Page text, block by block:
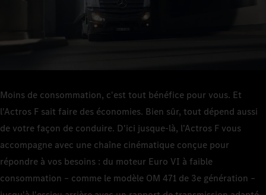
siège suspendu climatisé ou le Multimedia Cockpit, interactive.
Powertrain Control peut réduire votre consommation de
carburant jusqu'à 5 %1. Sur autoroute comme sur route
secondaire.
Moins de consommation, c'est tout bénéfice pour vous. Et
l'Actros F sait faire des économies. Bien sûr, tout dépend aussi
de votre façon de conduire. D'ici jusque-là, l'Actros F vous
accompagne avec une chaîne cinématique conçue pour
répondre à vos besoins : du moteur Euro VI à faible
consommation – comme le modèle OM 471 de 3e génération –